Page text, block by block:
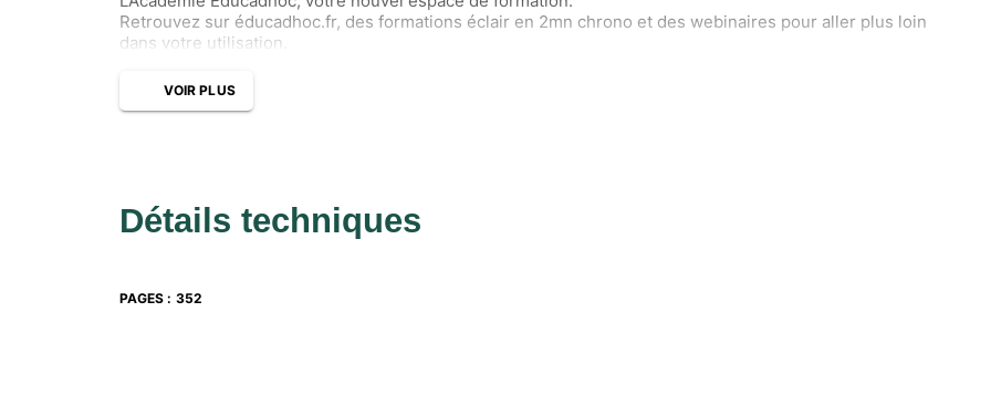
Retrouvez sur éducadhoc.fr, des formations éclair en 2mn chrono et des webinaires pour aller plus loin
dans votre utilisation.
VOIR PLUS
Détails techniques
PAGES : 352